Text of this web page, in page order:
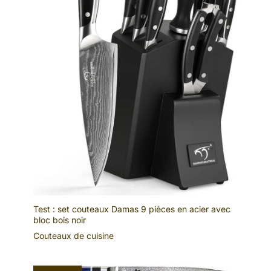
Test : set couteaux Damas 9 pièces en acier avec
bloc bois noir
Couteaux de cuisine